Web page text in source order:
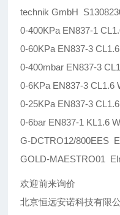
technik GmbH
0-400KPa EN837-1
0-60KPa EN837-3
0-400mbar EN837-3
0-6KPa EN837-3 CL1.6
0-25KPa EN837-3
0-6bar EN837-1 KL1.6
G-DCTRO12/800EES
GOLD-MAESTRO01
欢迎前来询价
北京恒远安诺科技有限